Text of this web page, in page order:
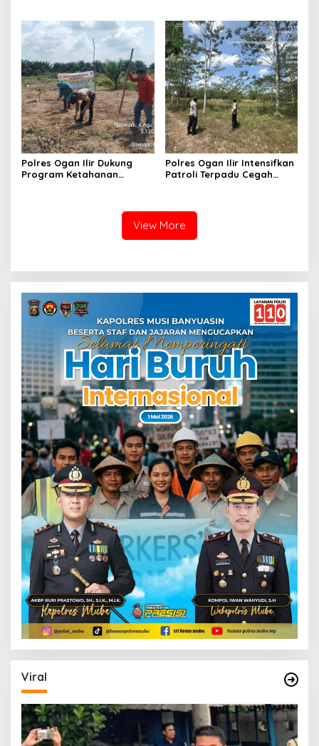
Terduga Pelaku Diamankan
Proses Berjalan
Transparan
Polres Ogan Ilir Dukung
Program Ketahanan
Polres Ogan Ilir Intensifkan
Patroli Terpadu Cegah
View More
Viral